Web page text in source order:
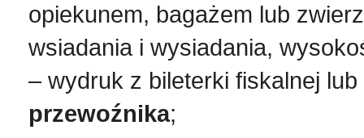
opiekunem, bagażem lub
wsiadania i wysiadania,
– wydruk z bileterki fiskalnej
przewoźnika;